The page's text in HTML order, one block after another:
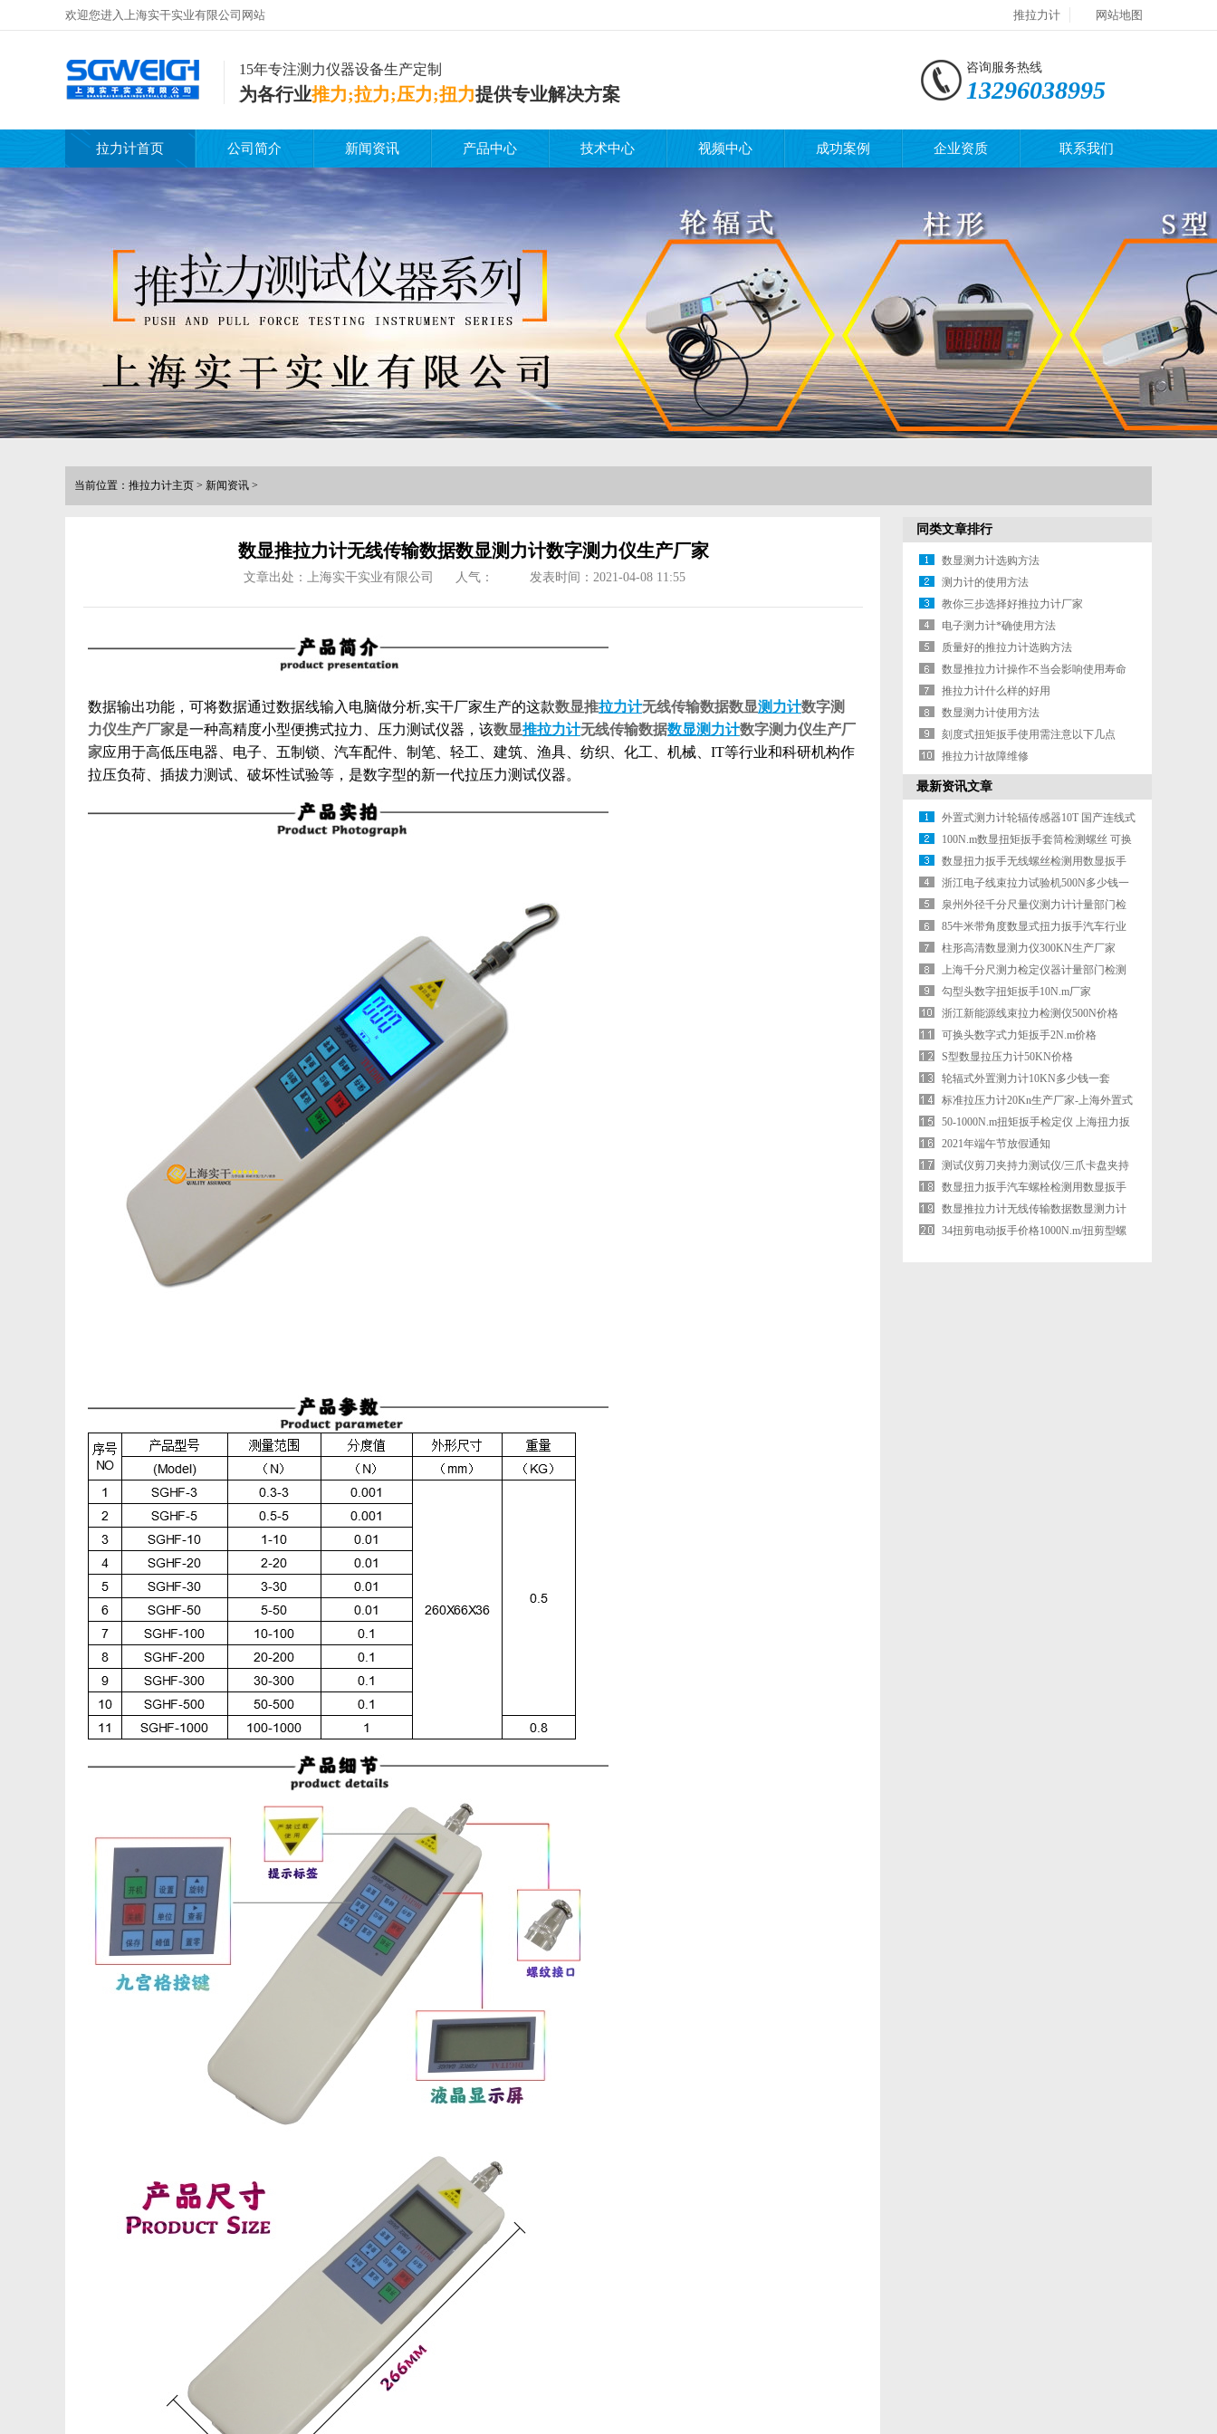
欢迎您进入上海实干实业有限公司网站 推拉力计 网站地图
15年专注测力仪器设备生产定制
为各行业推力;拉力;压力;扭力提供专业解决方案
咨询服务热线
13296038995
拉力计首页 公司简介 新闻资讯 产品中心 技术中心 视频中心 成功案例 企业资质 联系我们
当前位置： 推拉力计主页 > 新闻资讯 >
数显推拉力计无线传输数据数显测力计数字测力仪生产厂家
文章出处：上海实干实业有限公司 人气： 发表时间：2021-04-08 11:55
数据输出功能，可将数据通过数据线输入电脑做分析,实干厂家生产的这款数显推拉力计无线传输数据数显测力计数字测
力仪生产厂家是一种高精度小型便携式拉力、压力测试仪器，该数显推拉力计无线传输数据数显测力计数字测力仪生产厂
家应用于高低压电器、电子、五制锁、汽车配件、制笔、轻工、建筑、渔具、纺织、化工、机械、IT等行业和科研机构作
拉压负荷、插拔力测试、破坏性试验等，是数字型的新一代拉压力测试仪器。
同类文章排行
数显测力计选购方法
测力计的使用方法
教你三步选择好推拉力计厂家
电子测力计*确使用方法
质量好的推拉力计选购方法
数显推拉力计操作不当会影响使用寿命
推拉力计什么样的好用
数显测力计使用方法
刻度式扭矩扳手使用需注意以下几点
推拉力计故障维修
最新资讯文章
外置式测力计轮辐传感器10T 国产连线式
拉压力计20T
100N.m数显扭矩扳手套筒检测螺丝 可换
头数显扭力扳手
数显扭力扳手无线螺丝检测用数显扳手
无线传输数显扭矩扳手
浙江电子线束拉力试验机500N多少钱一
台
泉州外径千分尺量仪测力计计量部门检
测用SLC
85牛米带角度数显式扭力扳手汽车行业
检测螺栓用
柱形高清数显测力仪300KN生产厂家
上海千分尺测力检定仪器计量部门检测
用SLC
勾型头数字扭矩扳手10N.m厂家
浙江新能源线束拉力检测仪500N价格
可换头数字式力矩扳手2N.m价格
S型数显拉压力计50KN价格
轮辐式外置测力计10KN多少钱一套
标准拉压力计20Kn生产厂家-上海外置式
测力计-S型拉压力计价位
50-1000N.m扭矩扳手检定仪 上海扭力扳
手检定装置多少钱一台
2021年端午节放假通知
测试仪剪刀夹持力测试仪/三爪卡盘夹持
力测试仪/地跌车门夹持力测
数显扭力扳手汽车螺栓检测用数显扳手
生产厂家800N.m
数显推拉力计无线传输数据数显测力计
数字测力仪生产厂家
34扭剪电动扳手价格1000N.m/扭剪型螺